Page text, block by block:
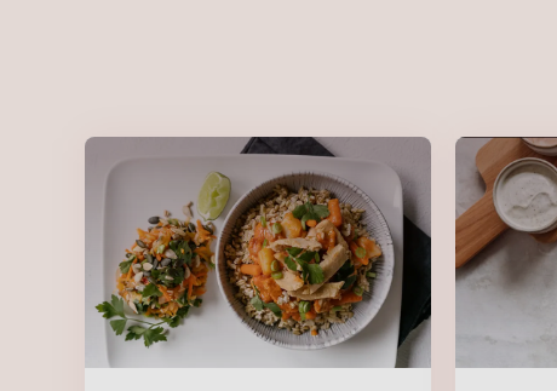
Atria Kinkkukiusaus 2,5kg
Lue lisää
Atria Lohikiusaus laktoositon 2,5kg